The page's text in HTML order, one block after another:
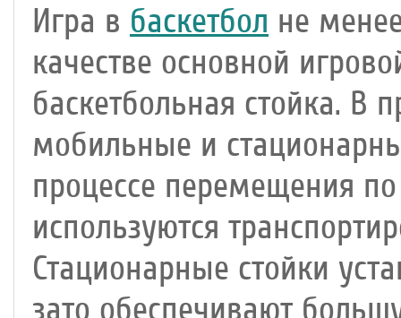
Игра в баскетбол не
качестве основной
баскетбольная стойка. В
мобильные и
процессе перемещения
используются
Стационарные стойки